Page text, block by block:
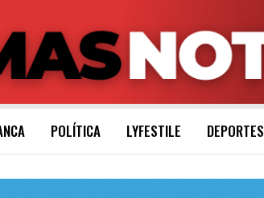
POLÍTICA LYFESTILE DEPORTES